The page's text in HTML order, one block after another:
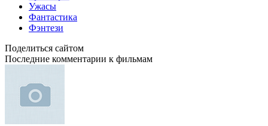
Ужасы
Фантастика
Фэнтези
Поделиться сайтом
Последние комментарии к фильмам